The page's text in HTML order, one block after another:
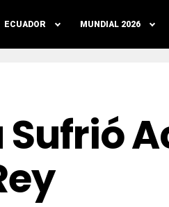
ECUADOR MUNDIAL 2026
Sufrió